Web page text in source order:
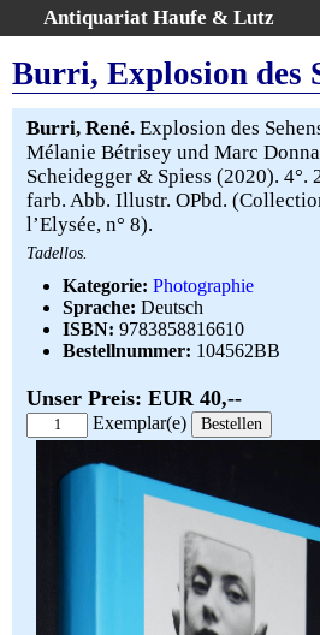
Antiquariat Haufe & Lutz
Home
Gesamtbestand
Erweiterte Suche
Kategorien
Schlagwörter
Warenkorb
AGB
Widerruf
Über uns
Kontakt
Ankauf
Burri, Explosion des
Burri, René. Explosion des
Mélanie Bétrisey und Marc
Scheidegger & Spiess (2020). 4°.
farb. Abb. Illustr. OPbd.
l’Elysée, n° 8).
Tadellos.
Kategorie: Photographie
Sprache: Deutsch
ISBN: 9783858816610
Bestellnummer: 104562BB
Unser Preis: EUR 40,--
Exemplar(e)